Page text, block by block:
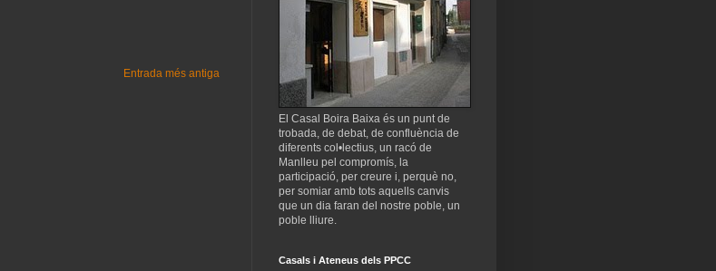
Entrada més antiga
El Casal Boira Baixa és un punt de
trobada, de debat, de confluència de
diferents col•lectius, un racó de
Manlleu pel compromís, la
participació, per creure i, perquè no,
per somiar amb tots aquells canvis
que un dia faran del nostre poble, un
poble lliure.
Casals i Ateneus dels PPCC